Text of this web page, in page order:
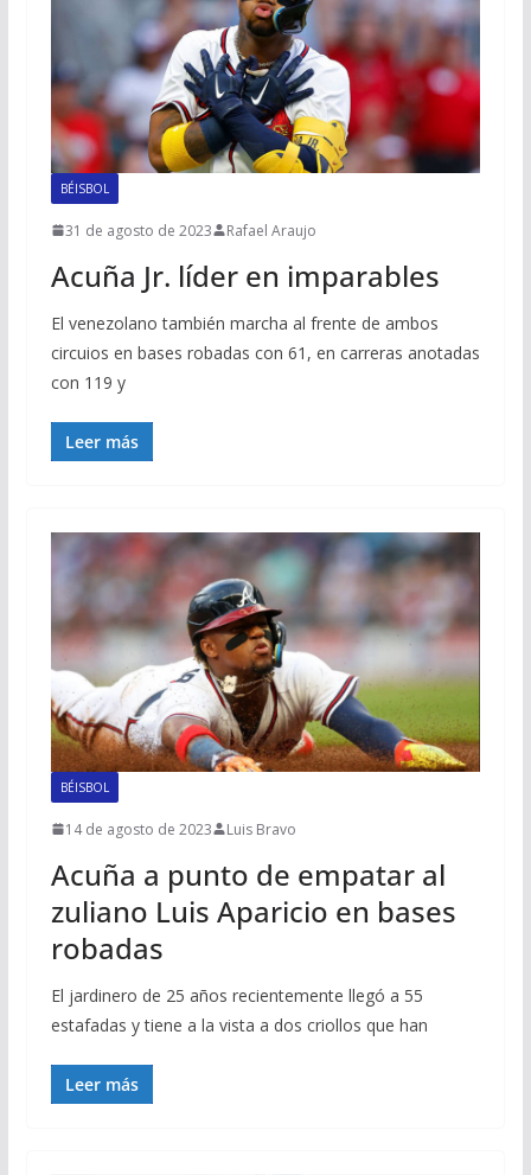
BÉISBOL
31 de agosto de 2023 Rafael Araujo
Acuña Jr. líder en imparables
El venezolano también marcha al frente de ambos
circuios en bases robadas con 61, en carreras anotadas
con 119 y
Leer más
BÉISBOL
14 de agosto de 2023 Luis Bravo
Acuña a punto de empatar al
zuliano Luis Aparicio en bases
robadas
El jardinero de 25 años recientemente llegó a 55
estafadas y tiene a la vista a dos criollos que han
Leer más